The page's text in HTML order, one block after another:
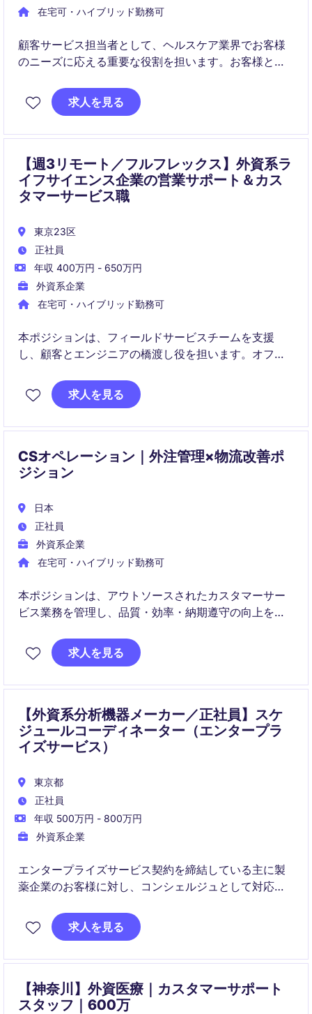
在宅可・ハイブリッド勤務可
顧客サービス担当者として、ヘルスケア業界でお客様
のニーズに応える重要な役割を担います。お客様との
構築を目指します。
求人を見る
【週3リモート／フルフレックス】外資系ラ
イフサイエンス企業の営業サポート＆カス
タマーサービス職
東京23区
正社員
年収 400万円 - 650万円
外資系企業
在宅可・ハイブリッド勤務可
本ポジションは、フィールドサービスチームを支援
し、顧客とエンジニアの橋渡し役を担います。オフィ
ニケーションを通じてサービス品質を高める重要な役
割です。
求人を見る
CSオペレーション｜外注管理×物流改善ポ
ジション
日本
正社員
外資系企業
在宅可・ハイブリッド勤務可
本ポジションは、アウトソースされたカスタマーサー
ビス業務を管理し、品質・効率・納期遵守の向上を推
め、社内外の関係者を調整しながら、業務改善を担い
ます。
求人を見る
【外資系分析機器メーカー／正社員】スケ
ジュールコーディネーター（エンタープラ
イズサービス）
東京都
正社員
年収 500万円 - 800万円
外資系企業
エンタープライズサービス契約を締結している主に製
薬企業のお客様に対し、コンシェルジュとして対応い
分析機器（自社製品および他社製品）の点検・修理に
関する問い合わせ対応
求人を見る
【神奈川】外資医療｜カスタマーサポート
スタッフ｜600万